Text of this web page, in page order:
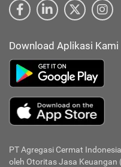
Download Aplikasi Kami
PT Agregasi Cermat Indonesia
oleh Otoritas Jasa Keuangan